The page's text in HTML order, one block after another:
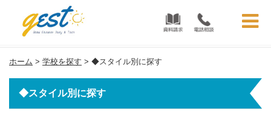
バギオ留学 | フィリピン留学GEST
ホーム > 学校を探す > ◆スタイル別に探す
◆スタイル別に探す